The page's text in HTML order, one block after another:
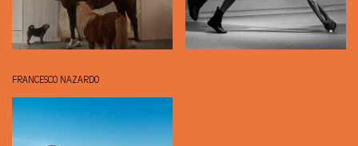
FRANCESCO NAZARDO